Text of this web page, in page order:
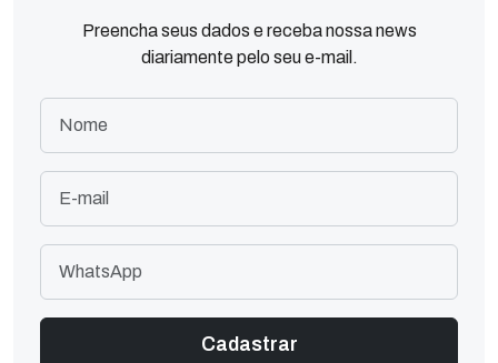
Preencha seus dados e receba nossa news
diariamente pelo seu e-mail.